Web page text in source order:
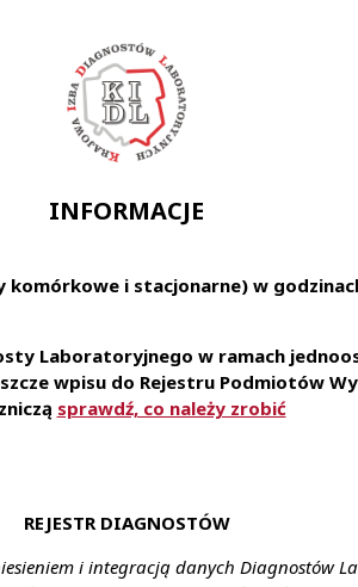
INFORMACJE
i stacjonarne) w
Laboratoryjnego w ramach
wpisu do Rejestru Podmiotów
sprawdź, co należy zrobić
REJESTR DIAGNOSTÓW
i integracją danych Diagnostów
odeszła Wioletta Regulska-
konsultant wojewódzki,
Gorzowie Wielkopolskim. Osoba,